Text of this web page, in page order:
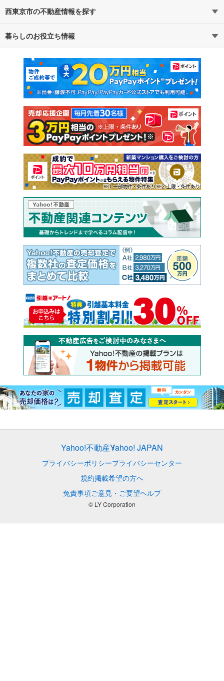
路線・駅から探す
通勤・通学時間から探す
西東京市の不動産情報を探す
不動産・住宅
新築マンション 中古マンション
新築一戸建て 中古一戸建て
注文住宅 土地
売却査定
暮らしのお役立ち情報
マンションカタログ 教えて！住まいの先生
Yahoo!不動産Yahoo! JAPAN
プライバシーポリシープライバシーセンター
規約掲載希望の方へ
免責事項ご意見・ご要望ヘルプ
© LY Corporation